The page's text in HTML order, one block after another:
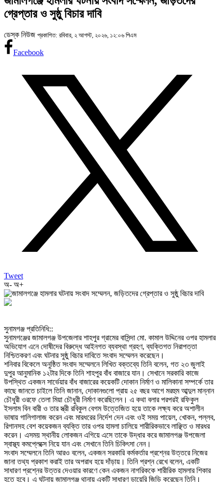
গ্রেপ্তার ও সুষ্ঠু বিচার দাবি
ডেস্ক নিউজ প্রকাশিত: রবিবার, ২ আগস্ট, ২০২৬, ১২:০৬ পিএম
Facebook
Tweet
অ- অ+
‎সুনামগঞ্জ প্রতিনিধি::
‎সুনামগঞ্জের জামালগঞ্জ উপজেলার শাহপুর গ্রামের বাসিন্দা মো. কামাল উদ্দিনের ওপর হামলার
অভিযোগ এনে দোষীদের বিরুদ্ধে আইনগত ব্যবস্থা গ্রহণ, ব্যক্তিগত নিরাপত্তা
নিশ্চিতকরণ এবং ঘটনার সুষ্ঠু বিচার দাবিতে সংবাদ সম্মেলন করেছেন।
‎শনিবার বিকেলে অনুষ্ঠিত সংবাদ সম্মেলনে লিখিত বক্তব্যে তিনি বলেন, গত ২৩ জুলাই
দুপুর আনুমানিক ১২টার দিকে তিনি শাহপুর বাঁধ বাজারে যান। সেখানে সরকারি কাজে
উপস্থিত একজন সার্ভেয়ার বাঁধ বাজারের কয়েকটি দোকান নির্মাণ ও মালিকানা সম্পর্কে তার
কাছে জানতে চাইলে তিনি জানান, দোকানগুলো প্রায় ২৫ বছর আগে মরহুম আব্দুল মান্নান
চৌধুরী ওরফে তেলা মিয়া চৌধুরী নির্মাণ করেছিলেন। এ কথা বলার পরপরই রফিকুল
ইসলাম বিন বারী ও তার স্ত্রী রবিকুল বেগম উত্তেজিত হয়ে তাকে লক্ষ্য করে অশালীন
ভাষায় গালিগালাজ করেন এবং মারধরের নির্দেশ দেন এবং ওই সময় পায়েল, খোকন, পল্লব,
রিগানসহ বেশ কয়েকজন ব্যক্তি তার ওপর হামলা চালিয়ে শারীরিকভাবে লাঞ্ছিত ও মারধর
করেন। এসময় স্থানীয় লোকজন এগিয়ে এসে তাকে উদ্ধার করে জামালগঞ্জ উপজেলা
স্বাস্থ্য কমপ্লেক্সে নিয়ে যান এবং সেখানে তিনি চিকিৎসা নেন।
‎সংবাদ সম্মেলনে তিনি আরও বলেন, একজন সরকারি কর্মকর্তার প্রশ্নের উত্তরে নিজের
জানা তথ্য প্রকাশ করাই তার অপরাধ হয়ে দাঁড়ায়। তিনি প্রশ্ন রেখে বলেন, একটি
সাধারণ প্রশ্নের উত্তর দেওয়ার কারণে কেন একজন নাগরিককে শারীরিক হামলার শিকার
হতে হবে। এ ঘটনায় জামালগঞ্জ থানায় একটি সাধারণ ডায়েরি জিডি করেছেন তিনি।